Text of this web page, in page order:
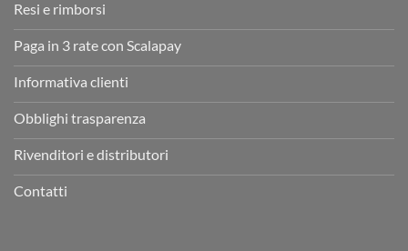
Resi e rimborsi
Paga in 3 rate con Scalapay
Informativa clienti
Obblighi trasparenza
Rivenditori e distributori
Contatti